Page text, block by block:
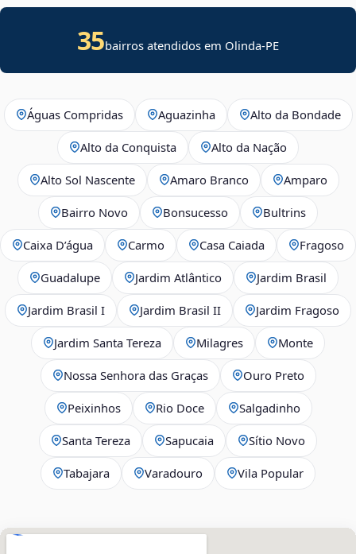
35bairros atendidos em Olinda-PE
Águas Compridas Aguazinha Alto da Bondade
Alto da Conquista Alto da Nação
Alto Sol Nascente Amaro Branco Amparo
Bairro Novo Bonsucesso Bultrins
Caixa D’água Carmo Casa Caiada Fragoso
Guadalupe Jardim Atlântico Jardim Brasil
Jardim Brasil I Jardim Brasil II Jardim Fragoso
Jardim Santa Tereza Milagres Monte
Nossa Senhora das Graças Ouro Preto
Peixinhos Rio Doce Salgadinho
Santa Tereza Sapucaia Sítio Novo
Tabajara Varadouro Vila Popular